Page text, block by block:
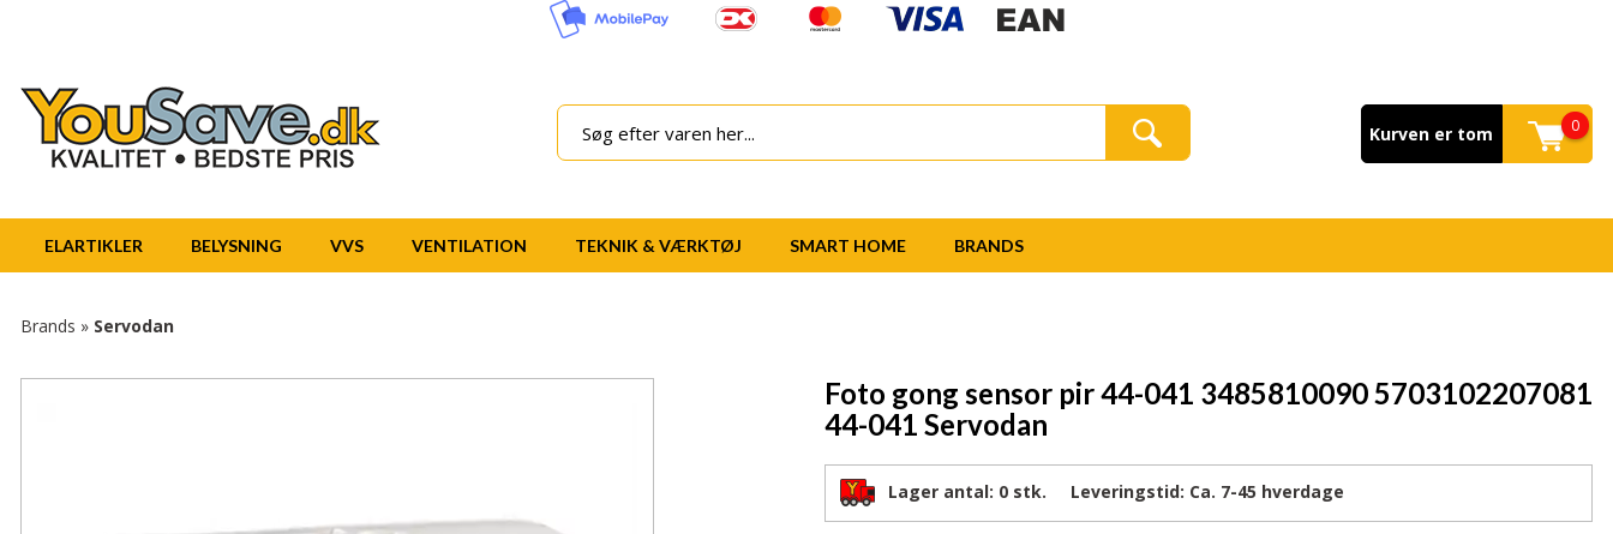
Kurven er tom 0
ELARTIKLER BELYSNING VVS VENTILATION TEKNIK & VÆRKTØJ SMART HOME BRANDS
Brands » Servodan
Foto gong sensor pir 44-041 3485810090 5703102207081
44-041 Servodan
Lager antal: 0 stk. Leveringstid: Ca. 7-45 hverdage